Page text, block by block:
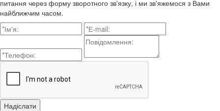
питання через форму зворотного зв'язку, і ми зв'яжемося з Вами
найближчим часом.